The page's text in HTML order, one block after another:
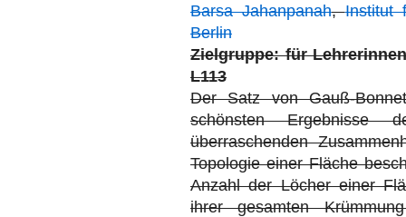
Barsa Jahanpanah,Institut
Berlin
Zielgruppe: für
L113
Der Satz von Gauß-
schönsten Ergebnisse
überraschenden
Topologie einer Fläche
Anzahl der Löcher einer
ihrer gesamten